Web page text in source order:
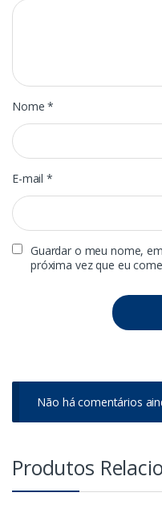
Nome*
E-mail*
Guardar o meu nome,
próxima vez que eu
Não há comentários
Produtos